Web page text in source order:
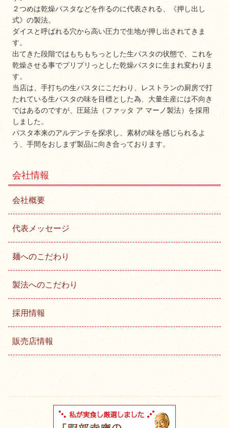
２つめは乾燥パスタなどを作るのに代表される、《押し出し
式》の製法。
ダイスと呼ばれる穴から高い圧力で生地が押し出されてきま
す。
出てきた段階ではもちもちっとした生パスタの状態で、これを
乾燥させる事でプリプリっとした乾燥パスタに生まれ変わりま
す。
当店は、手打ちの生パスタにこだわり、レストランの厨房で打
たれている生パスタの味を目標とした為、大量生産には不向き
ではあるのですが、圧延法（ファッタ ア マーノ製法）を採用
しました。
パスタ本来のアルデンテを探求し、素材の味を感じられるよ
う、手間をおしまず製品に向き合っております。
会社情報
会社概要
代表メッセージ
麺へのこだわり
製法へのこだわり
採用情報
販売店情報